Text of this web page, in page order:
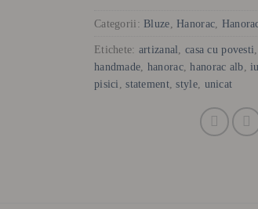
Categorii:Bluze ,Hanorac
Etichete: artizanal ,casa cu povesti
handmade hanorac,hanorac alb
pisici
,statement,style, unicat